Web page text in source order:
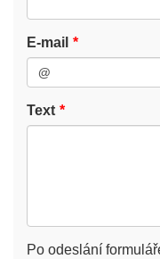
E-mail
Text
Po odeslání